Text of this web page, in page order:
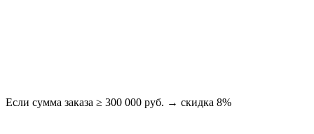
Если сумма заказа ≥ 300 000 руб. → скидка 8%